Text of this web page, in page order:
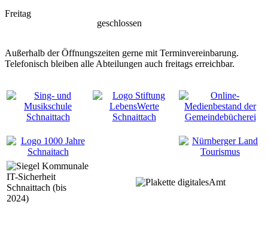
Freitag
geschlossen
Außerhalb der Öffnungszeiten gerne mit Terminvereinbarung.
Telefonisch bleiben alle Abteilungen auch freitags erreichbar.